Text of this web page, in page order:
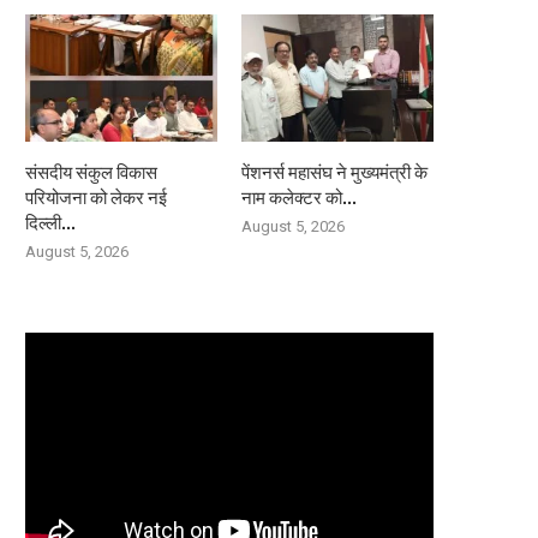
संसदीय संकुल विकास
परियोजना को लेकर नई
दिल्ली...
August 5, 2026
पेंशनर्स महासंघ ने मुख्यमंत्री के
नाम कलेक्टर को...
August 5, 2026